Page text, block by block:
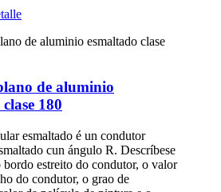
de aluminio
180
esmaltado é un condutor
cun ángulo R. Descríbese
estreito do condutor, o valor
do condutor, o grao de